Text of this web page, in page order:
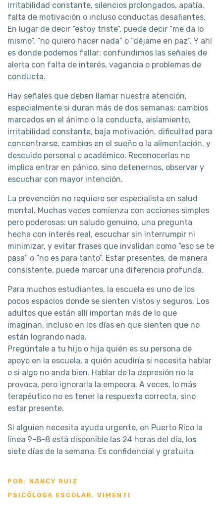
irritabilidad constante, silencios prolongados, apatía,
falta de motivación o incluso conductas desafiantes.
En lugar de decir “estoy triste”, puede decir “me da lo
mismo”, “no quiero hacer nada” o “déjame en paz”. Y ahí
es donde podemos fallar: confundimos las señales de
alerta con falta de interés, vagancia o problemas de
conducta.
Hay señales que deben llamar nuestra atención,
especialmente si duran más de dos semanas: cambios
marcados en el ánimo o la conducta, aislamiento,
irritabilidad constante, baja motivación, dificultad para
concentrarse, cambios en el sueño o la alimentación, y
descuido personal o académico. Reconocerlas no
implica entrar en pánico, sino detenernos, observar y
escuchar con mayor intención.
La prevención no requiere ser especialista en salud
mental. Muchas veces comienza con acciones simples
pero poderosas: un saludo genuino, una pregunta
hecha con interés real, escuchar sin interrumpir ni
minimizar, y evitar frases que invalidan como “eso se te
pasa” o “no es para tanto”. Estar presentes, de manera
consistente, puede marcar una diferencia profunda.
Para muchos estudiantes, la escuela es uno de los
pocos espacios donde se sienten vistos y seguros. Los
adultos que están allí importan más de lo que
imaginan, incluso en los días en que sienten que no
están logrando nada.
Pregúntale a tu hijo o hija quién es su persona de
apoyo en la escuela, a quién acudiría si necesita hablar
o si algo no anda bien. Hablar de la depresión no la
provoca, pero ignorarla la empeora. A veces, lo más
terapéutico no es tener la respuesta correcta, sino
estar presente.
Si alguien necesita ayuda urgente, en Puerto Rico la
línea 9-8-8 está disponible las 24 horas del día, los
siete días de la semana. Es confidencial y gratuita.
POR: NANCY RUIZ
PSICÓLOGA ESCOLAR, VIMENTI